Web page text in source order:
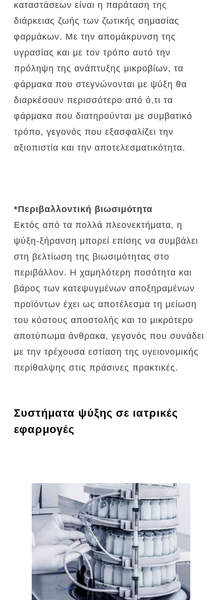
καταστάσεων είναι η παράταση της
διάρκειας ζωής των ζωτικής σημασίας
φαρμάκων. Με την απομάκρυνση της
υγρασίας και με τον τρόπο αυτό την
πρόληψη της ανάπτυξης μικροβίων, τα
φάρμακα που στεγνώνονται με ψύξη θα
διαρκέσουν περισσότερο από ό,τι τα
φάρμακα που διατηρούνται με συμβατικό
τρόπο, γεγονός που εξασφαλίζει την
αξιοπιστία και την αποτελεσματικότητα.
*Περιβαλλοντική βιωσιμότητα
Εκτός από τα πολλά πλεονεκτήματα, η
ψύξη-ξήρανση μπορεί επίσης να συμβάλει
στη βελτίωση της βιωσιμότητας στο
περιβάλλον. Η χαμηλότερη ποσότητα και
βάρος των κατεψυγμένων αποξηραμένων
προϊόντων έχει ως αποτέλεσμα τη μείωση
του κόστους αποστολής και το μικρότερο
αποτύπωμα άνθρακα, γεγονός που συνάδει
με την τρέχουσα εστίαση της υγειονομικής
περίθαλψης στις πράσινες πρακτικές.
Συστήματα ψύξης σε ιατρικές
εφαρμογές